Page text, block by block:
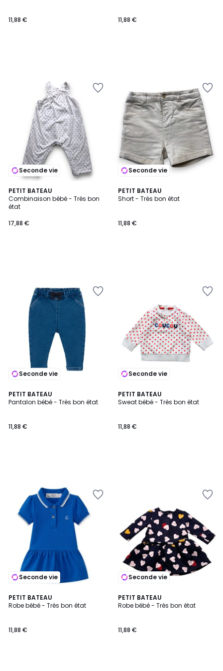
11,88 € 11,88 €
Seconde vie
PETIT BATEAU
Combinaison bébé - Très bon
état
17,88 €
Seconde vie
PETIT BATEAU
Short - Très bon état
11,88 €
Seconde vie
PETIT BATEAU
Pantalon bébé - Très bon état
11,88 €
Seconde vie
PETIT BATEAU
Sweat bébé - Très bon état
11,88 €
Seconde vie
PETIT BATEAU
Robe bébé - Très bon état
11,88 €
Seconde vie
PETIT BATEAU
Robe bébé - Très bon état
11,88 €